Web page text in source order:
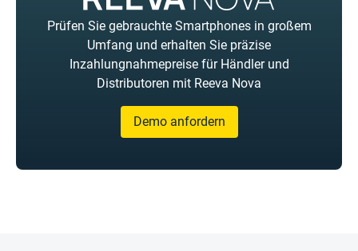
Prüfen Sie gebrauchte Smartphones in großem
Umfang und erhalten Sie präzise
Inzahlungnahmepreise für Händler und
Distributoren mit Reeva Nova
Demo anfordern